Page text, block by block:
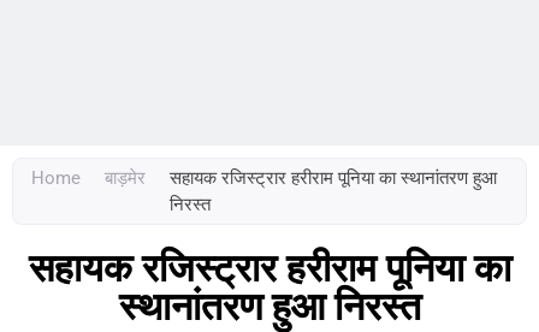
Home बाड़मेर
सहायक रजिस्ट्रार हरीराम पूनिया का स्थानांतरण हुआ
निरस्त
सहायक रजिस्ट्रार हरीराम पूनिया का
स्थानांतरण हुआ निरस्त